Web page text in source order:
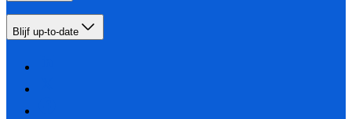
Blijf up-to-date